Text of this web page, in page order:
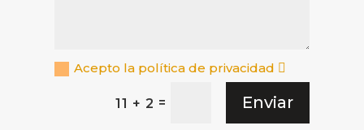
Acepto la política de privacidad
11 + 2 = Enviar